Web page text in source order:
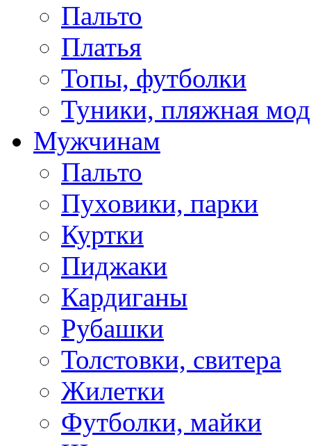
Пальто
Платья
Топы, футболки
Туники, пляжная
Мужчинам
Пальто
Пуховики, парки
Куртки
Пиджаки
Кардиганы
Рубашки
Толстовки, свитера
Жилетки
Футболки, майки